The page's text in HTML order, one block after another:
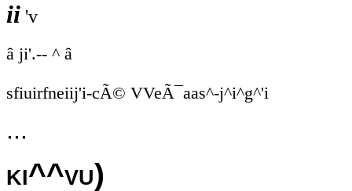
ii 'v
â ji'.-- ^ â
sfiuirfneiij'i-cÃ© VVeÃ¯aas^-j^i^g^'i
...
ki^^vu)